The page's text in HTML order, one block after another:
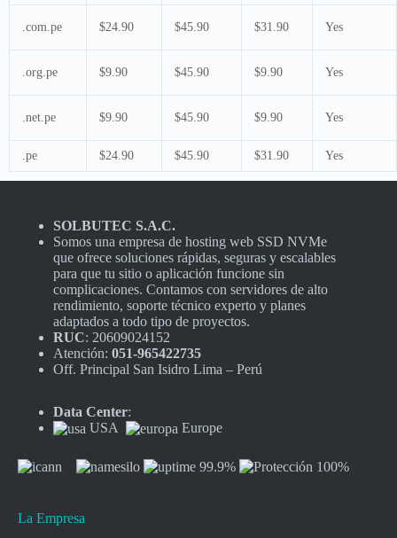
.com.pe $24.90 $45.90 $31.90 Yes
.org.pe $9.90 $45.90 $9.90 Yes
.net.pe $9.90 $45.90 $9.90 Yes
.pe $24.90 $45.90 $31.90 Yes
SOLBUTEC S.A.C.
Somos una empresa de hosting web SSD NVMe
que ofrece soluciones rápidas, seguras y escalables
para que tu sitio o aplicación funcione sin
complicaciones. Contamos con servidores de alto
rendimiento, soporte técnico experto y planes
adaptados a todo tipo de proyectos.
RUC: 20609024152
Atención: 051-965422735
Off. Principal San Isidro Lima – Perú
Data Center:
USA
Europe
La Empresa